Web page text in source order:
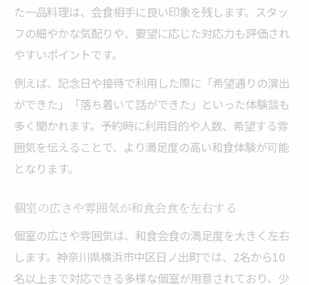
た一品料理は、会食相手に良い印象を残します。スタッ
フの細やかな気配りや、要望に応じた対応力も評価され
やすいポイントです。
例えば、記念日や接待で利用した際に「希望通りの演出
ができた」「落ち着いて話ができた」といった体験談も
多く聞かれます。予約時に利用目的や人数、希望する雰
囲気を伝えることで、より満足度の高い和食体験が可能
となります。
個室の広さや雰囲気が和食会食を左右する
個室の広さや雰囲気は、和食会食の満足度を大きく左右
します。神奈川県横浜市中区日ノ出町では、2名から10
名以上まで対応できる多様な個室が用意されており、少